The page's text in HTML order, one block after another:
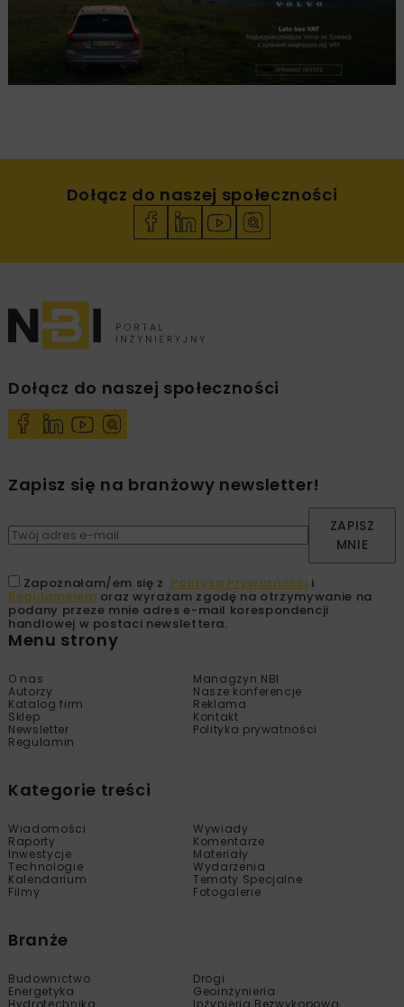
Dołącz do naszej społeczności
Dołącz do naszej społeczności
Zapisz się na branżowy newsletter!
ZAPISZ
MNIE
Zapoznałam/em się z Polityką Prywatności i
Regulaminem oraz wyrażam zgodę na otrzymywanie na
podany przeze mnie adres e-mail korespondencji
handlowej w postaci newslettera.
Menu strony
O nas
Managzyn NBI
Autorzy
Nasze konferencje
Katalog firm
Reklama
Sklep
Kontakt
Newsletter
Polityka prywatności
Regulamin
Kategorie treści
Wiadomości
Wywiady
Raporty
Komentarze
Inwestycje
Materiały
Technologie
Wydarzenia
Kalendarium
Tematy Specjalne
Filmy
Fotogalerie
Branże
Budownictwo
Drogi
Energetyka
Geoinżynieria
Hydrotechnika
Inżynieria Bezwykopowa